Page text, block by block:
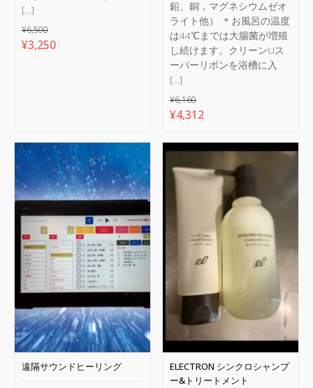
[…]
¥6,500
元
で
た。
¥3,250現
¥3,250
で
す。
鉛、銅，マグネシウムゼオ
ライト他） ＊お風呂の温度
は44℃までは大腸菌が増殖
し続けます。クリーンUス
ーパーリボンを浴槽に入
[…]
¥6,160
元
価
格
は
¥4,312現
の
価
格
¥4,312
で
す。
遠隔サウンドヒーリング
ELECTRON シンクロシャンプ
ー&トリートメント